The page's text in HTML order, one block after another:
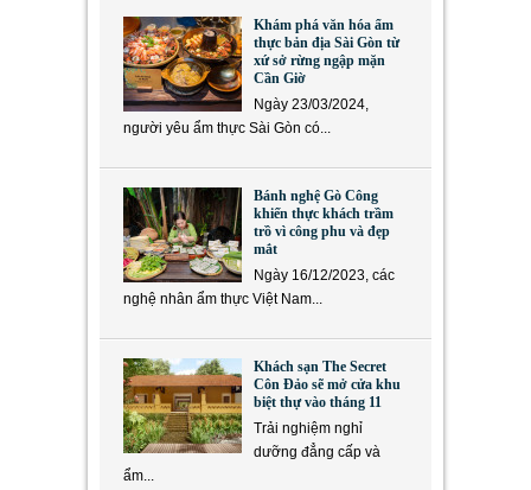
Khám phá văn hóa ẩm
thực bản địa Sài Gòn từ
xứ sở rừng ngập mặn
Cần Giờ
Ngày 23/03/2024,
người yêu ẩm thực Sài Gòn có...
Bánh nghệ Gò Công
khiến thực khách trầm
trồ vì công phu và đẹp
mắt
Ngày 16/12/2023, các
nghệ nhân ẩm thực Việt Nam...
Khách sạn The Secret
Côn Đảo sẽ mở cửa khu
biệt thự vào tháng 11
Trải nghiệm nghỉ
dưỡng đẳng cấp và
ẩm...